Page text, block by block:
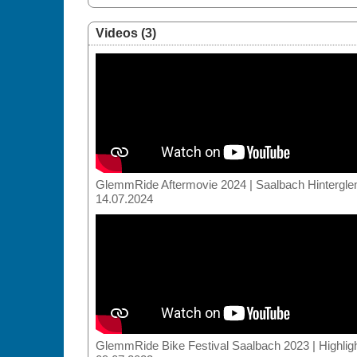
Videos (3)
GlemmRide Aftermovie 2024 | Saalbach
14.07.2024
GlemmRide Bike Festival Saalbach 2023 |